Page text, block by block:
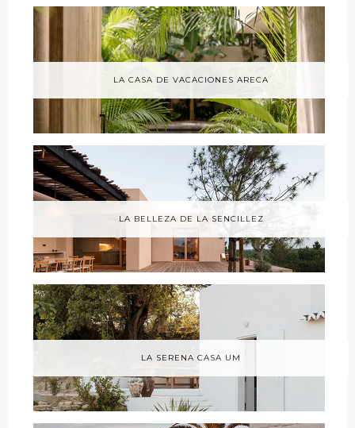
LA CASA DE VACACIONES ARECA
LA BELLEZA DE LA SENCILLEZ
LA SERENA CASA UM